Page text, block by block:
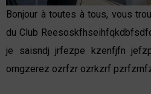
Bonjour à toutes à tous, vous
du Club
je saisndj jrfezpe kzenfjfn
orngzerez ozrfzr ozrkzrf